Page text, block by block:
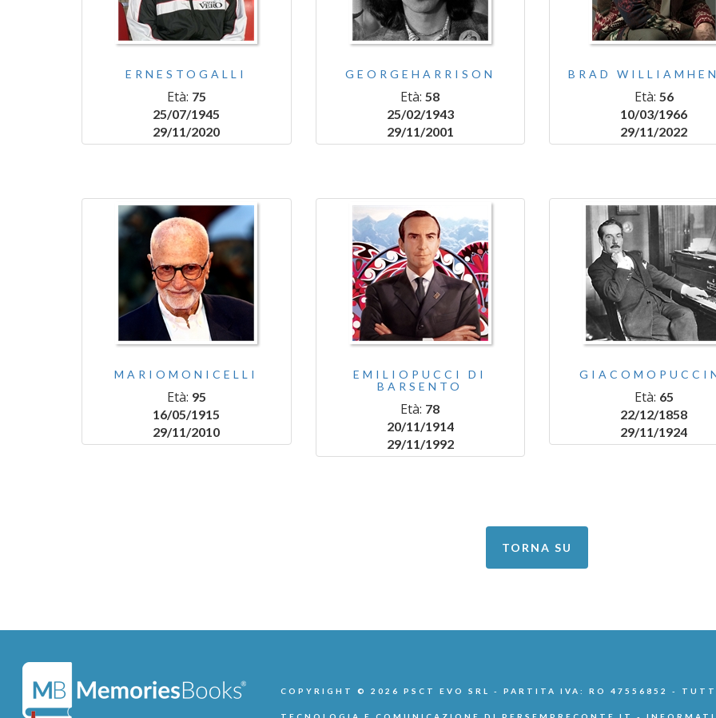
ERNESTOGALLI
Età: 75
25/07/1945
29/11/2020
GEORGEHARRISON
Età:58
25/02/1943
29/11/2001
BRAD
Età: 56
10/03/1966
29/11/2022
MARIOMONICELLI
Età: 95
16/05/1915
29/11/2010
EMILIOPUCCI DI
BARSENTO
Età: 78
20/11/1914
29/11/1992
Età: 65
22/12/1858
29/11/1924
TORNA SU
COPYRIGHT © 2026 PSCT EVO SRL - PARTITA IVA: RO 47556852 -